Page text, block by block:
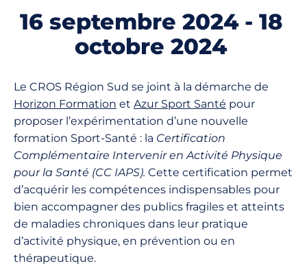
16 septembre 2024- 18
octobre 2024
Le CROS Région Sud se joint à la démarche de
Horizon Formation et Azur Sport Santé pour
proposer l’expérimentation d’une nouvelle
formation Sport-Santé : la Certification
Complémentaire Intervenir en Activité Physique
pour la Santé (CC IAPS). Cette certification permet
d’acquérir les compétences indispensables pour
bien accompagner des publics fragiles et atteints
de maladies chroniques dans leur pratique
d’activité physique, en prévention ou en
thérapeutique.